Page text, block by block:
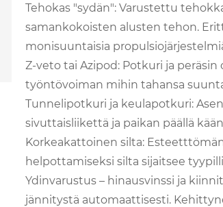
Tehokas "sydän": Varustettu
samankokoisten alusten tehon.
monisuuntaisia
Z-veto tai Azipod: Potkuri ja
työntövoiman mihin tahansa
Tunnelipotkuri ja keulapotkuri:
sivuttaisliikettä ja paikan päällä
Korkeakattoinen silta:
helpottamiseksi silta sijaitsee
Ydinvarustus – hinausvinssi ja
jännitystä automaattisesti.